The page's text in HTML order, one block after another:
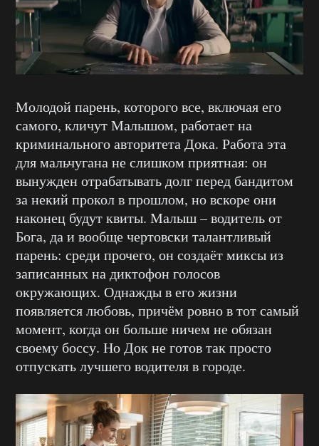
Молодой парень, которого все, включая его
самого, кличут Малышом, работает на
криминального авторитета Дока. Работа эта
для мальчугана не слишком приятная: он
вынужден отрабатывать долг перед бандитом
за некий прокол в прошлом, но вскоре они
наконец будут квиты. Малыш – водитель от
Бога, да и вообще чертовски талантливый
парень: среди прочего, он создаёт миксы из
записанных на диктофон голосов
окружающих. Однажды в его жизни
появляется любовь, причём ровно в тот самый
момент, когда он больше ничем не обязан
своему боссу. Но Док не готов так просто
отпускать лучшего водителя в городе.